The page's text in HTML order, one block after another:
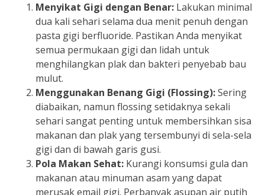
Menyikat Gigi dengan Benar: Lakukan minimal
dua kali sehari selama dua menit penuh dengan
pasta gigi berfluoride. Pastikan Anda menyikat
semua permukaan gigi dan lidah untuk
menghilangkan plak dan bakteri penyebab bau
mulut.
Menggunakan Benang Gigi (Flossing):Sering
diabaikan, namun flossing setidaknya sekali
sehari sangat penting untuk membersihkan sisa
makanan dan plak yang tersembunyi di sela-sela
gigi dan di bawah garis gusi.
Pola Makan Sehat: Kurangi konsumsi gula dan
makanan atau minuman asam yang dapat
merusak email gigi. Perbanyak asupan air putih